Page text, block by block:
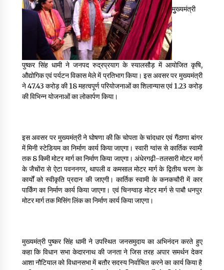
May 16, 2022
Thought Of The Day 14 May
May 14, 2022
Thought Of The Day 13 May
May 13, 2022
May 12, 2022
Thought Of The Day 11 May
May 11, 2022
Thought Of The Day 9 May
मुुख्यमंत्री
पुष्कर सिंह धामी ने जनपद रुद्रप्रयाग के स्यालसौड़ में आयोजित कृषि,
औद्योगिक एवं पर्यटन विकास मेले में प्रतिभाग किया। इस अवसर पर मुख्यमंत्री
ने ₹47.43 करोड़ की 18 महत्वपूर्ण परियोजनाओं का शिलान्यास एवं ₹1.23 करोड़
की विभिन्न योजनाओं का लोकार्पण किया।
इस अवसर पर मुख्यमंत्री ने घोषणा की कि चोपता के चांदधार एवं गैंठाणा बांगर
में मिनी स्टेडियम का निर्माण कार्य किया जाएगा। स्वारी ग्वांस से कार्तिक स्वामी
तक 8 किमी मोटर मार्ग का निर्माण किया जाएगा। अंधेरगढ़ी-तलसारी मोटर मार्ग
के जैचोंरा से ऐटा पवननगर, थापली व कमसाल मोटर मार्ग के द्वितीय चरण के
कार्यों को स्वीकृति प्रदान की जाएगी। कार्तिक स्वामी के कनकचौरी में कार
पार्किंग का निर्माण कार्य किया जाएगा। एवं चिनग्वाड़ मोटर मार्ग से पाबौ धनपुर
मोटर मार्ग तक मिसिंग लिंक का निर्माण कार्य किया जाएगा।
मुख्यमंत्री पुष्कर सिंह धामी ने उपस्थित जनसमुदाय का अभिनंदन करते हुए
कहा कि विधान सभा केदारनाथ की जनता ने जिस तरह अपार समर्थन देकर
आशा नौटियाल को विधानसभा में बतौर सदस्य निर्वाचित करने का कार्य किया है